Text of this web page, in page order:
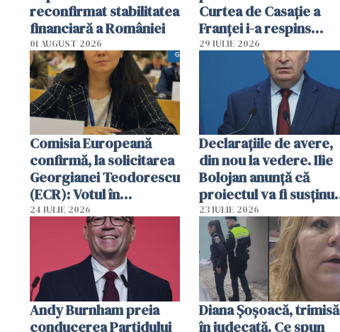
reconfirmat stabilitatea
financiară a României
01 AUGUST 2026
Curtea de Casaţie a
Franţei i-a respins
recursul
29 IULIE 2026
Comisia Europeană
confirmă, la solicitarea
Georgianei Teodorescu
(ECR): Votul în
unanimitate ar putea fi
reconsiderat în UE
24 IULIE 2026
Declarațiile de avere,
din nou la vedere. Ilie
Bolojan anunță că
proiectul va fi susținut
în Parlament
23 IULIE 2026
Andy Burnham preia
conducerea Partidului
Diana Șoșoacă, trimisă
în judecată. Ce spun